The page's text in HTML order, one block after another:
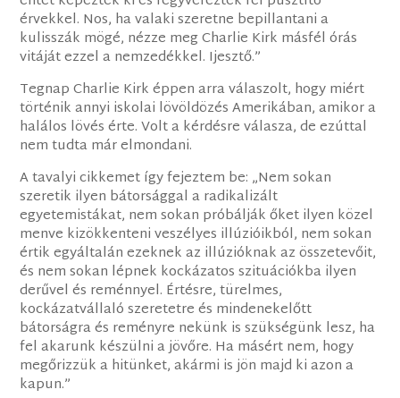
érvekkel. Nos, ha valaki szeretne bepillantani a
kulisszák mögé, nézze meg Charlie Kirk másfél órás
vitáját ezzel a nemzedékkel. Ijesztő.”
Tegnap Charlie Kirk éppen arra válaszolt, hogy miért
történik annyi iskolai lövöldözés Amerikában, amikor a
halálos lövés érte. Volt a kérdésre válasza, de ezúttal
nem tudta már elmondani.
A tavalyi cikkemet így fejeztem be: „Nem sokan
szeretik ilyen bátorsággal a radikalizált
egyetemistákat, nem sokan próbálják őket ilyen közel
menve kizökkenteni veszélyes illúzióikból, nem sokan
értik egyáltalán ezeknek az illúzióknak az összetevőit,
és nem sokan lépnek kockázatos szituációkba ilyen
derűvel és reménnyel. Értésre, türelmes,
kockázatvállaló szeretetre és mindenekelőtt
bátorságra és reményre nekünk is szükségünk lesz, ha
fel akarunk készülni a jövőre. Ha másért nem, hogy
megőrizzük a hitünket, akármi is jön majd ki azon a
kapun.”